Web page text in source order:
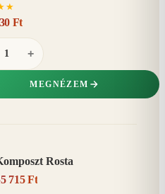
★
Ft
+
MEGNÉZEM
Rosta
5 715 Ft